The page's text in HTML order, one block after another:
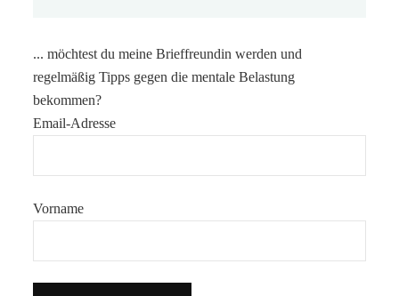
... möchtest du meine Brieffreundin werden und
regelmäßig Tipps gegen die mentale Belastung
bekommen?
Email-Adresse
Vorname